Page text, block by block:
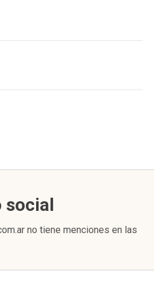
social
no tiene menciones en las